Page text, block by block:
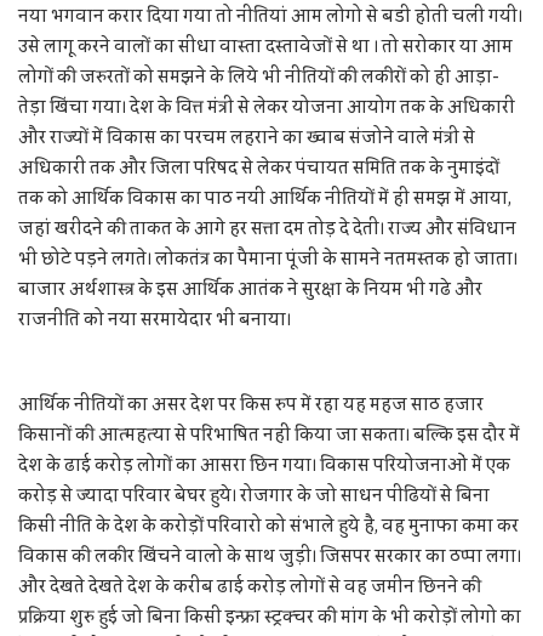
नया भगवान करार दिया गया तो नीतियां आम लोगो से बडी होती चली गयी।
उसे लागू करने वालों का सीधा वास्ता दस्तावेजों से था । तो सरोकार या आम
लोगों की जरुरतों को समझने के लिये भी नीतियों की लकीरों को ही आड़ा-
तेड़ा खिंचा गया। देश के वित्त मंत्री से लेकर योजना आयोग तक के अधिकारी
और राज्यों में विकास का परचम लहराने का ख्वाब संजोने वाले मंत्री से
अधिकारी तक और जिला परिषद से लेकर पंचायत समिति तक के नुमाइंदों
तक को आर्थिक विकास का पाठ नयी आर्थिक नीतियों में ही समझ में आया,
जहां खरीदने की ताकत के आगे हर सत्ता दम तोड़ दे देती। राज्य और संविधान
भी छोटे पड़ने लगते। लोकतंत्र का पैमाना पूंजी के सामने नतमस्तक हो जाता।
बाजार अर्थशास्त्र के इस आर्थिक आतंक ने सुरक्षा के नियम भी गढे और
राजनीति को नया सरमायेदार भी बनाया।
आर्थिक नीतियों का असर देश पर किस रुप में रहा यह महज साठ हजार
किसानों की आत्महत्या से परिभाषित नहीं किया जा सकता। बल्कि इस दौर में
देश के ढाई करोड़ लोगों का आसरा छिन गया। विकास परियोजनाओं में एक
करोड़ से ज्यादा परिवार बेघर हुये। रोजगार के जो साधन पीढियों से बिना
किसी नीति के देश के करोड़ों परिवारो को संभाले हुये है, वह मुनाफा कमा कर
विकास की लकीर खिंचने वालो के साथ जुड़ी। जिसपर सरकार का ठप्पा लगा।
और देखते देखते देश के करीब ढाई करोड़ लोगों से वह जमीन छिनने की
प्रक्रिया शुरु हुई जो बिना किसी इन्फ्रा स्ट्रक्चर की मांग के भी करोड़ों लोगो का